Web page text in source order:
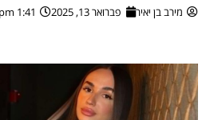
מירב בן יאיר פברואר 13, 2025 1:41 pm